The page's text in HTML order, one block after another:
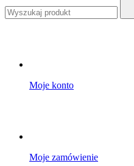
Moje konto
Moje zamówienie